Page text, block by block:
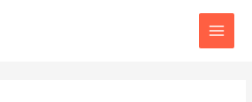
Main